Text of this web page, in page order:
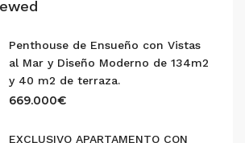
Penthouse de Ensueño con Vistas
al Mar y Diseño Moderno de 134m2
y 40 m2 de terraza.
669.000€
EXCLUSIVO APARTAMENTO CON